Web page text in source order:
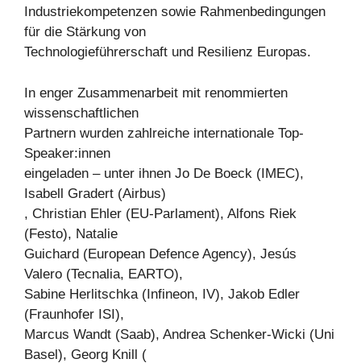
Industriekompetenzen sowie Rahmenbedingungen
für die Stärkung von
Technologieführerschaft und Resilienz Europas.
In enger Zusammenarbeit mit renommierten
wissenschaftlichen
Partnern wurden zahlreiche internationale Top-
Speaker:innen
eingeladen – unter ihnen Jo De Boeck (IMEC),
Isabell Gradert (Airbus)
, Christian Ehler (EU-Parlament), Alfons Riek
(Festo), Natalie
Guichard (European Defence Agency), Jesús
Valero (Tecnalia, EARTO),
Sabine Herlitschka (Infineon, IV), Jakob Edler
(Fraunhofer ISI),
Marcus Wandt (Saab), Andrea Schenker-Wicki (Uni
Basel), Georg Knill (